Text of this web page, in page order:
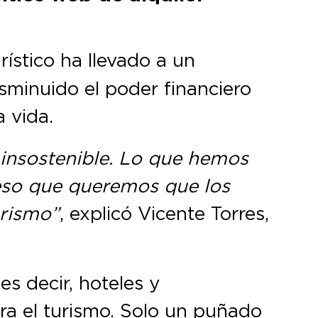
ha llevado a un
el poder financiero
vida.
Lo que hemos
que queremos que los
, explicó Vicente Torres,
decir, hoteles y
el turismo. Solo un puñado